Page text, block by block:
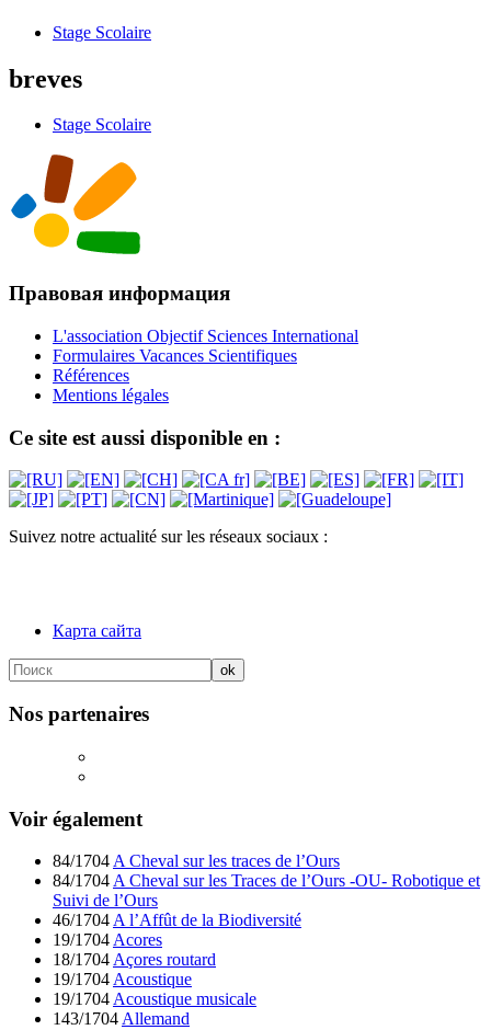
Stage Scolaire
breves
Stage Scolaire
Правовая информация
L'association Objectif Sciences International
Formulaires Vacances Scientifiques
Références
Mentions légales
Ce site est aussi disponible en :
Suivez notre actualité sur les réseaux sociaux :
Карта сайта
Nos partenaires
Voir également
84/1704 A Cheval sur les traces de l’Ours
84/1704 A Cheval sur les Traces de l’Ours -OU- Robotique et
Suivi de l’Ours
46/1704 A l’Affût de la Biodiversité
19/1704 Acores
18/1704 Açores routard
19/1704 Acoustique
19/1704 Acoustique musicale
143/1704 Allemand